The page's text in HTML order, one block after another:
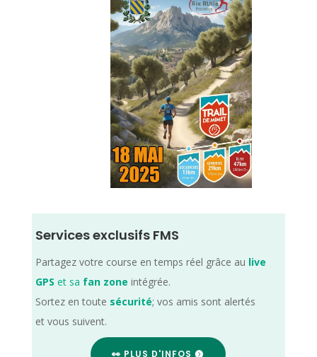
Services exclusifs FMS
Partagez votre course en temps réel grâce au live
GPS et sa fan zone intégrée.
Sortez en toute sécurité; vos amis sont alertés
et vous suivent.
👀 PLUS D'INFOS